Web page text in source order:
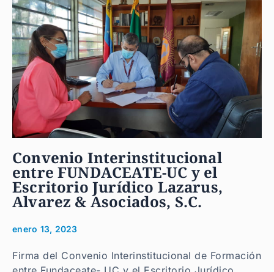
Convenio Interinstitucional
entre FUNDACEATE-UC y el
Escritorio Jurídico Lazarus,
Alvarez & Asociados, S.C.
enero 13, 2023
Firma del Convenio Interinstitucional de Formación